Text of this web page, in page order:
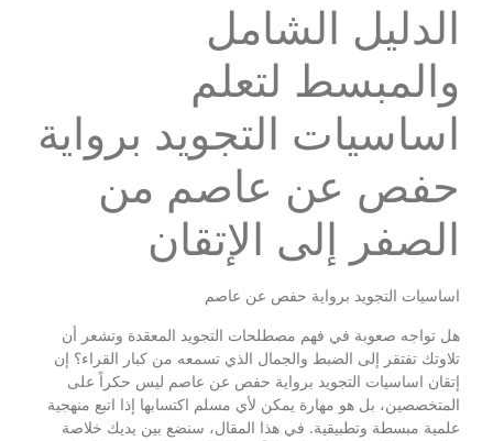
الدليل الشامل
والمبسط لتعلم
اساسيات التجويد برواية
حفص عن عاصم من
الصفر إلى الإتقان
اساسيات التجويد برواية حفص عن عاصم
هل تواجه صعوبة في فهم مصطلحات التجويد المعقدة وتشعر أن
تلاوتك تفتقر إلى الضبط والجمال الذي تسمعه من كبار القراء؟ إن
إتقان اساسيات التجويد برواية حفص عن عاصم ليس حكراً على
المتخصصين، بل هو مهارة يمكن لأي مسلم اكتسابها إذا اتبع منهجية
علمية مبسطة وتطبيقية. في هذا المقال، سنضع بين يديك خلاصة